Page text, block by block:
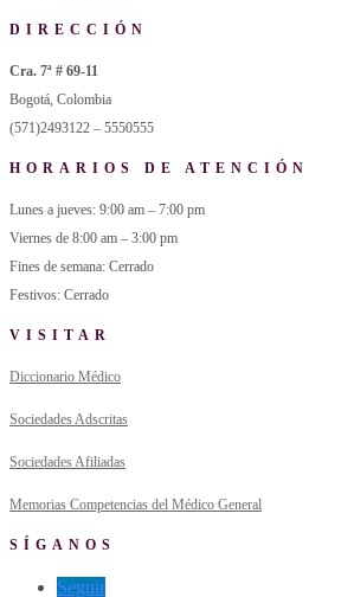
DIRECCIÓN
Cra. 7ª # 69-11
Bogotá, Colombia
(571)2493122 – 5550555
HORARIOS DE ATENCIÓN
Lunes a jueves: 9:00 am – 7:00 pm
Viernes de 8:00 am – 3:00 pm
Fines de semana: Cerrado
Festivos: Cerrado
VISITAR
Diccionario Médico
Sociedades Adscritas
Sociedades Afiliadas
Memorias Competencias del Médico General
SÍGANOS
Seguir